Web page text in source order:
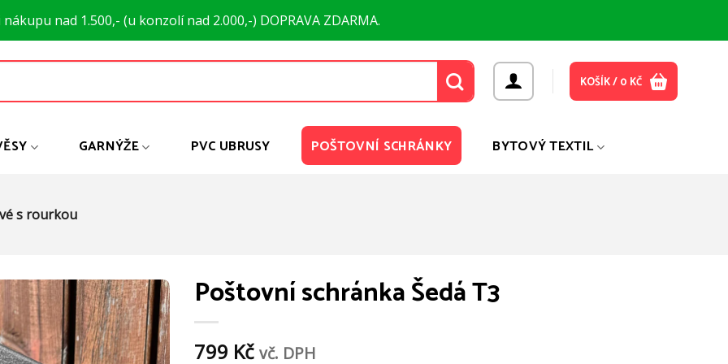
nákupu nad 1.500,- (u konzolí nad 2.000,-) DOPRAVA ZDARMA.
KOŠÍK /0 KČ
GARNÝŽE PVC UBRUSY POŠTOVNÍ SCHRÁNKY BYTOVÝ TEXTIL
s rourkou
Poštovní schránka Šedá T3
799 Kč vč. DPH